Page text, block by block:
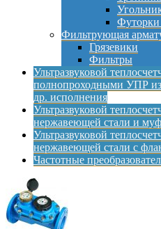
Фильтрующая
Грязевики
Фильтры
Ультразвуковой
полнопроходными УПР из
др. исполнения
Ультразвуковой
нержавеющей стали и
Ультразвуковой
нержавеющей стали с
Частотные